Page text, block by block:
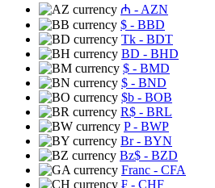
₼ - AZN
$ - BBD
Tk - BDT
BD - BHD
$ - BMD
$ - BND
$b - BOB
R$ - BRL
P- BWP
Br- BYN
Bz$ - BZD
Franc - CFA
₣ - CHF